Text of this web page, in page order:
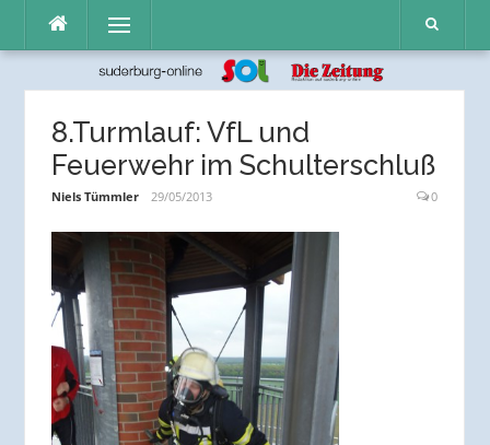
Inhalt
Menü
8.Turmlauf: VfL und
Feuerwehr im Schulterschluß
Niels Tümmler 29/05/2013 0